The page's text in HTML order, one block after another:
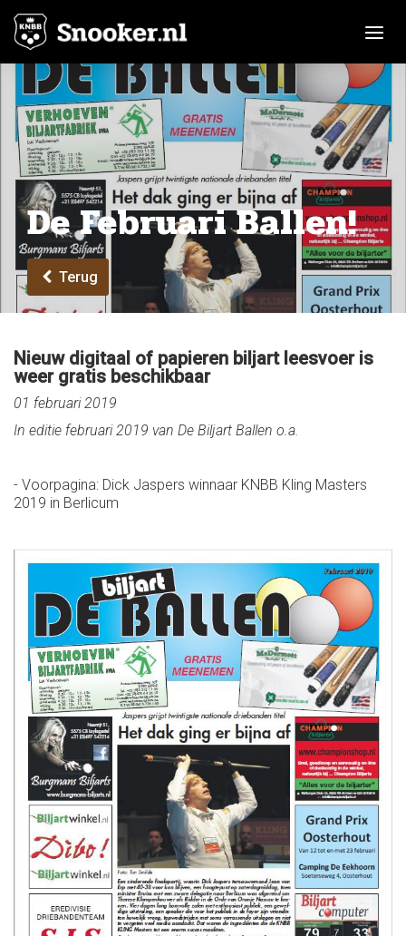
De Februari Ballen!
Terug
Nieuw digitaal of papieren biljart leesvoer is
weer gratis beschikbaar
01 februari 2019
In editie februari 2019 van De Biljart Ballen o.a.
- Voorpagina: Dick Jaspers winnaar KNBB Kling Masters
2019 in Berlicum